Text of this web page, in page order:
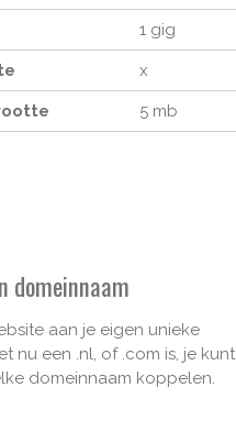
1 gig
x
5 mb
domeinnaam
aan je eigen unieke
nu een .nl, of .com is, je kunt
domeinnaam koppelen.